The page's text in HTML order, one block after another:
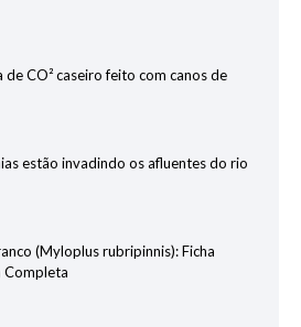
de CO² caseiro feito com canos de
estão invadindo os afluentes do rio
(Myloplus rubripinnis): Ficha
Completa